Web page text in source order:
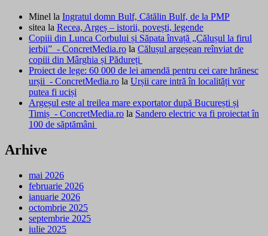
Minel la Ingratul domn Bulf, Cătălin Bulf, de la PMP
sitea la Recea, Argeș – istorii, povești, legende
Copiii din Lunca Corbului și Săpata învață „Călușul la firul
ierbii” - ConcretMedia.ro la Călușul argeșean reînviat de
copiii din Mârghia și Pădureți
Proiect de lege: 60 000 de lei amendă pentru cei care hrănesc
urșii - ConcretMedia.ro la Urșii care intră în localități vor
putea fi uciși
Argeșul este al treilea mare exportator după București și
Timiș - ConcretMedia.ro la Sandero electric va fi proiectat în
100 de săptămâni
Arhive
mai 2026
februarie 2026
ianuarie 2026
octombrie 2025
septembrie 2025
iulie 2025